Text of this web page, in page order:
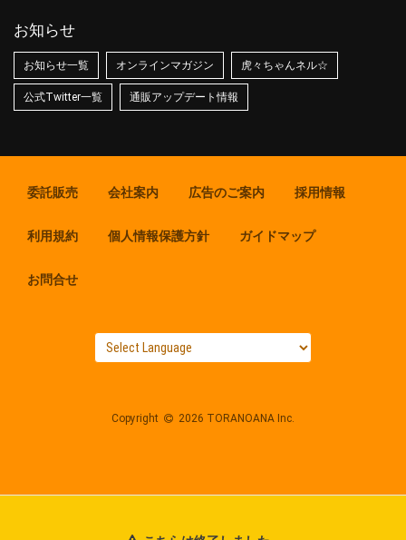
お知らせ
お知らせ一覧 オンラインマガジン 虎々ちゃんネル☆
公式Twitter一覧 通販アップデート情報
委託販売 会社案内 広告のご案内 採用情報
利用規約 個人情報保護方針 ガイドマップ
お問合せ
Copyright 2026 TORANOANA Inc.